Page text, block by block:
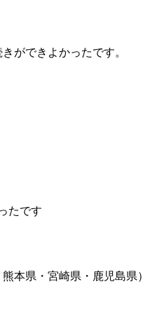
ができよかったです。
たです
本県・宮崎県・鹿児島県